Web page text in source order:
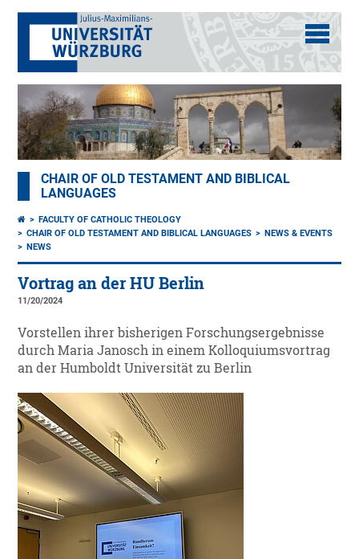
CHAIR OF OLD TESTAMENT AND BIBLICAL
LANGUAGES
FACULTY OF CATHOLIC THEOLOGY
CHAIR OF OLD TESTAMENT AND BIBLICAL LANGUAGES
NEWS & EVENTS
NEWS
Vortrag an der HU Berlin
11/20/2024
Vorstellen ihrer bisherigen Forschungsergebnisse
durch Maria Janosch in einem Kolloquiumsvortrag
an der Humboldt Universität zu Berlin